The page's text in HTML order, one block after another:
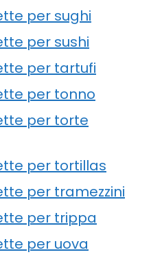
per sughi
per sushi
per tartufi
per tonno
per torte
per tortillas
per tramezzini
per trippa
per uova